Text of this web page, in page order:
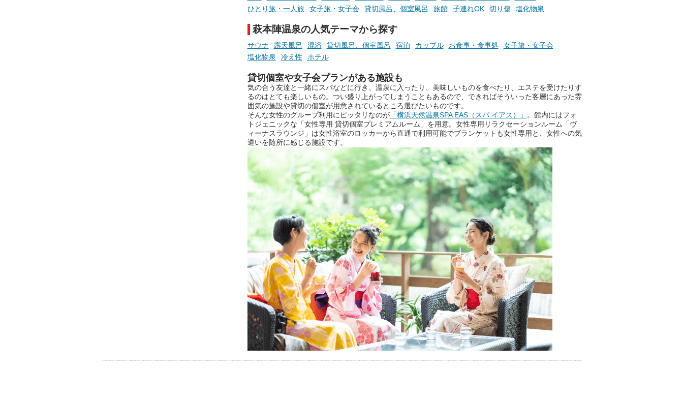
お風呂でリラックスしているか
らこそ向き合える、大切な自分
の本音。
りの温まった心のまま相談でき
たら素敵ですよね。
ニフティ温泉の「占いベンチ」
は、そんなあなたの心のつぶや
きをプロの占い師に相談するこ
とができるサービスです。
おふろパス会員様なら、この特
別なひとときを「毎月10分無
料」でご利用いただけます。
お湯で体がほぐれたら、次は占
い師さんとお話しして、心もほ
ぐしてみませんか？
今回は筆者自ら入浴した中か
ら、日本各地にある炭酸水素塩
日帰り入浴可能で、源泉かけ流
しと泉質の良さにこだわりつ
つ、万人におすすめしたい施設
ルグッズや無料券などの特典と
交換可能。
ュやアウフグースなど、サウナ
好きにはたまらない多彩なイベ
───
提供元：万葉倶楽部株式会社
この記事は万葉倶楽部株式会社
のPR記事です。
ひとり旅・一人旅
女子旅・女子会 貸切風呂、個室風呂 旅館 子連れOK 切り傷 塩化物泉
萩本陣温泉の人気テーマから探す
サウナ 露天風呂 混浴 貸切風呂、個室風呂 宿泊 カップル お食事・食事処
女子旅・女子会
塩化物泉
冷え性 ホテル
貸切個室や女子会プランがある施設も
気の合う友達と一緒にスパなどに行き、温泉に入ったり、美味しいものを食べたり、エステを受けたりす
るのはとても楽しいもの。つい盛り上がってしまうこともあるので、できればそういった客層にあった雰
囲気の施設や貸切の個室が用意されているところ選びたいものです。
そんな女性のグループ利用にピッタリなのが「横浜天然温泉SPA EAS（スパ イアス）」
。館内にはフォ
トジェニックな「女性専用 貸切個室プレミアムルーム」を用意。女性専用リラクセーションルーム「ヴ
ィーナスラウンジ」は女性浴室のロッカーから直通で利用可能でブランケットも女性専用と、女性への気
遣いを随所に感じる施設です。